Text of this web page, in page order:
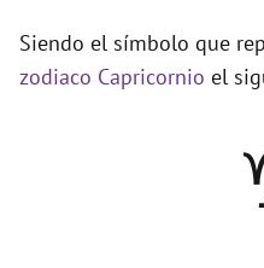
Siendo el símbolo que
zodiaco Capricornio el